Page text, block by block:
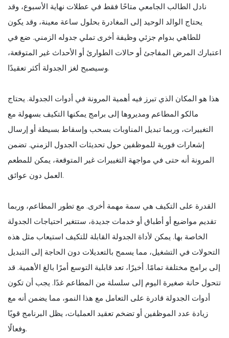
نادل الطالب الجامعي متاحًا فقط في عطلات نهاية الأسبوع، وقد
يحتاج الوالد الوحيد إلى المغادرة بحلول ساعة معينة، وقد يكون
للطاهي بدوام جزئي وظيفة أخرى تملي جدوله الزمني. ضع في
اعتبارك المرض المفاجئ أو حالات الطوارئ أو الأحداث غير المتوقعة،
وسيصبح لغز الجدولة أكثر تعقيدًا.
هذا هو المكان الذي تبرز فيه أهمية المرونة في أدوات الجدولة. يحتاج
مالكو المطاعم ومديروها إلى برامج يمكنها التكيف بسهولة مع
التغييرات، وربما تبديل المناوبات بسحب وإسقاط بسيطة أو إرسال
إشعارات فورية للموظفين حول تحديثات الجدول الزمني. تضمن
المرونة أنه حتى في مواجهة التغييرات غير المتوقعة، يمكن للمطعم
العمل دون عوائق.
القدرة على التكيف هي سمة مهمة أخرى. مع تطور المطاعم، وربما
تقديم مواضيع أو أطباق أو خدمات جديدة، ستتغير احتياجات الجدولة
الخاصة بها. يمكن لأداة الجدولة القابلة للتكيف استيعاب مثل هذه
التحولات في التشغيل، مما يسمح بالتعديلات دون الحاجة إلى التبديل
إلى برامج مختلفة تمامًا. أخيرًا، تعد قابلية التوسع أمرًا بالغ الأهمية. قد
تتحول حانة صغيرة اليوم إلى سلسلة من المطاعم غدًا. يجب أن تكون
أدوات الجدولة قادرة على التعامل مع هذا النمو، مما يضمن أنه مع
زيادة عدد الموظفين أو تضخم تعقيد العمليات، يظل البرنامج قويًا
وفعالًا.